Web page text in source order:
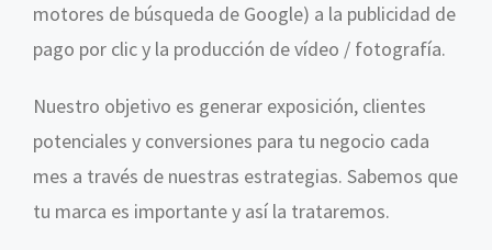
motores de búsqueda de Google) a la publicidad de
pago por clic y la producción de vídeo / fotografía.
Nuestro objetivo es generar exposición, clientes
potenciales y conversiones para tu negocio cada
mes a través de nuestras estrategias. Sabemos que
tu marca es importante y así la trataremos.